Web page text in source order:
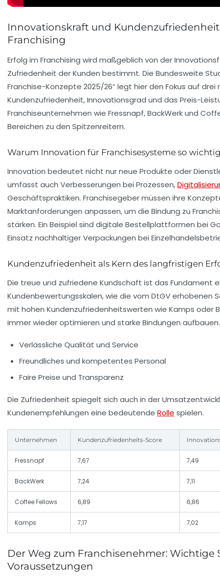
Innovationskraft und
Franchising
Erfolg im Franchising wird maßgeblich von der
Zufriedenheit der Kunden bestimmt. Die Bundesweite
Franchise-Konzepte 2025/26“ legt hier den Fokus auf drei
Kundenzufriedenheit, Innovationsgrad und das Preis-
Franchiseunternehmen wie Fressnapf, BackWerk und
Bereichen zu den Spitzenreitern.
Warum Innovation für Franchisesysteme so
Innovation bedeutet nicht nur neue Produkte oder
umfasst auch Verbesserungen bei Prozessen,
Geschäftspraktiken. Franchisegeber müssen ihre
Marktanforderungen anpassen, um die Bindung zu
stärken. Ein Beispiel sind digitale Bestellplattformen bei
Einsatz nachhaltiger Verpackungen bei
Kundenzufriedenheit als Kern des langfristigen
Die treue und zufriedene Kundschaft ist das Fundament
Kundenbewertungsskalen, wie die vom DtGV erhobenen
mit hohen Kundenzufriedenheitswerten wie Kamps oder
immer wieder optimieren und starke Bindungen
Verlässliche Qualität und Service
Freundliches und kompetentes Personal
Faire Preise und Transparenz
Die Zufriedenheit spiegelt sich auch in der
Kundenempfehlungen eine bedeutende Rolle spielen.
Unternehmen Kundenzufriedenheits-Score
Fressnapf 7,67 7,49
BackWerk 7,24 7,11
Coffee Fellows 6,89 6,86
Kamps 7,17 7,02
Der Weg zum Franchisenehmer: Wichtige
Voraussetzungen